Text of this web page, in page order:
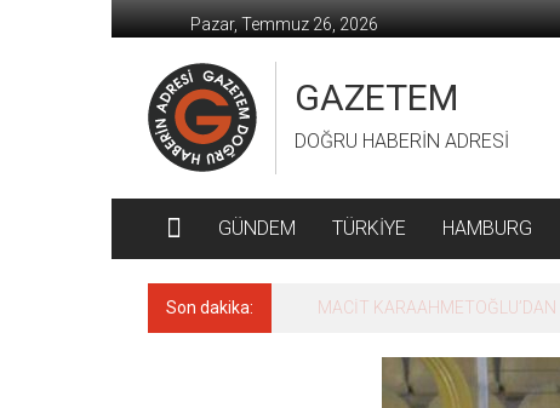
geç
Pazar, Temmuz 26, 2026
GAZETEM
DOĞRU HABERİN ADRESİ
GÜNDEM TÜRKİYE HAMBURG
Son dakika: MACİT KARAAHMETOĞLU’DAN